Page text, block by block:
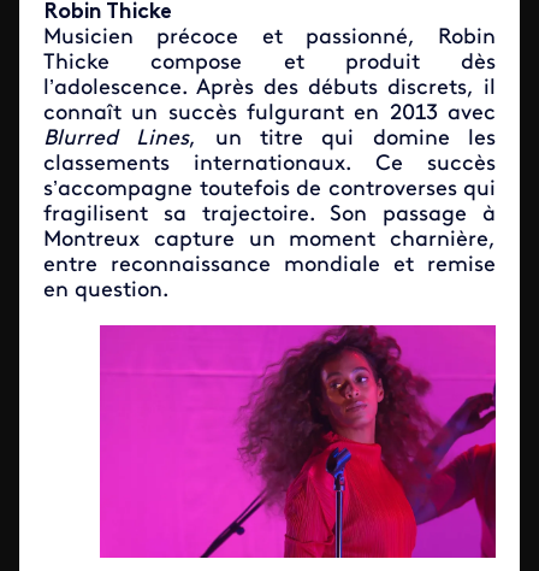
Robin Thicke
Musicien précoce et passionné, Robin
Thicke compose et produit dès
l’adolescence. Après des débuts discrets, il
connaît un succès fulgurant en 2013 avec
Blurred Lines, un titre qui domine les
classements internationaux. Ce succès
s’accompagne toutefois de controverses qui
fragilisent sa trajectoire. Son passage à
Montreux capture un moment charnière,
entre reconnaissance mondiale et remise
en question.